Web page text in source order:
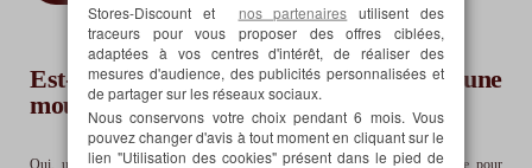
Est-ce que l'air passe à travers une
moustiquaire ?
Stores-Discount et nos partenaires utilisent des
traceurs pour vous proposer des offres ciblées,
adaptées à vos centres d'intérêt, de réaliser des
mesures d'audience, des publicités personnalisées et
de partager sur les réseaux sociaux.
Nous conservons votre choix pendant 6 mois. Vous
pouvez changer d'avis à tout moment en cliquant sur le
lien "Utilisation des cookies" présent dans le pied de